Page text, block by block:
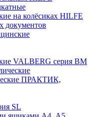
на колёсиках HILFE
документов
VALBERG серия BM
ПРАКТИК,
SL